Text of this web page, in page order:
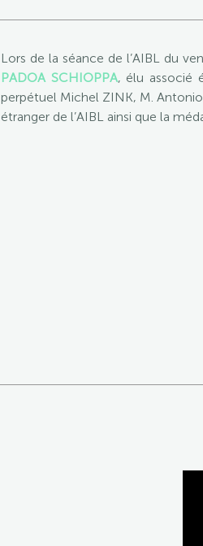
Lors de la séance de l’AIBL du
PADOA SCHIOPPA, élu associé
perpétuel Michel ZINK, M.
étranger de l’AIBL ainsi que la